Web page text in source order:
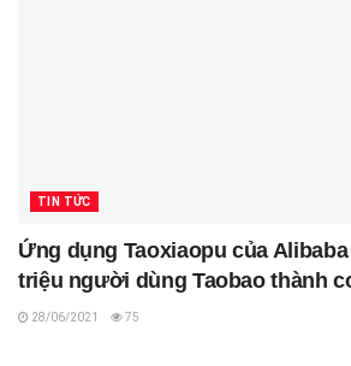
TIN TỨC
Ứng dụng Taoxiaopu của
triệu người dùng Taobao thành
28/06/2021 75